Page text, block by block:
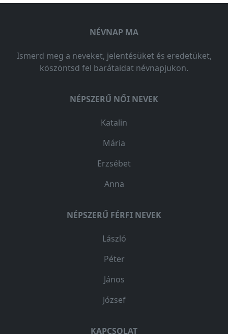
NÉVNAP MA
Ismerd meg a neveket, jelentésüket és eredetüket,
köszöntsd fel barátaidat névnapjukon.
NÉPSZERŰ NŐI NEVEK
Katalin
Mária
Erzsébet
Anna
NÉPSZERŰ FÉRFI NEVEK
László
Péter
János
József
KAPCSOLAT